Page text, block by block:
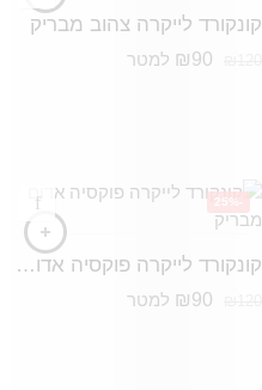
קונקורד לייקרה צהוב מבריק
₪90 למטר
-25%
קונקורד לייקרה פוקסיה אדום מבריק
₪90 למטר